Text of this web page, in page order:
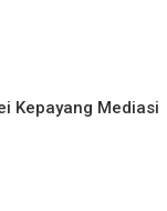
Kepayang Mediasi